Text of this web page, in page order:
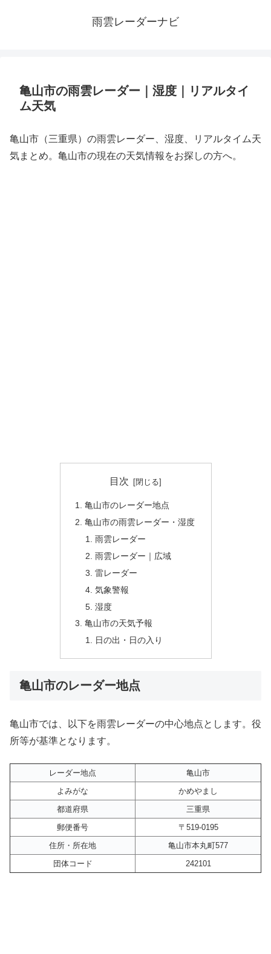
雨雲レーダーナビ
亀山市の雨雲レーダー｜湿度｜リアルタイ
ム天気
亀山市（三重県）の雨雲レーダー、湿度、リアルタイム天
気まとめ。亀山市の現在の天気情報をお探しの方へ。
目次
亀山市のレーダー地点
亀山市の雨雲レーダー・湿度
雨雲レーダー
雨雲レーダー｜広域
雷レーダー
気象警報
湿度
亀山市の天気予報
日の出・日の入り
亀山市のレーダー地点
亀山市では、以下を雨雲レーダーの中心地点とします。役
所等が基準となります。
レーダー地点
亀山市
よみがな
かめやまし
都道府県
三重県
郵便番号
〒519-0195
住所・所在地
亀山市本丸町577
団体コード
242101